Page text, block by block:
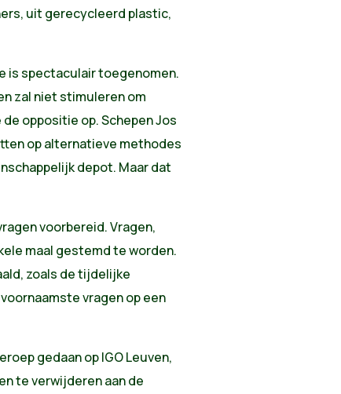
uit gerecycleerd plastic,
is spectaculair toegenomen.
zal niet stimuleren om
oppositie op. Schepen Jos
op alternatieve methodes
depot. Maar dat
voorbereid. Vragen,
maal gestemd te worden.
zoals de tijdelijke
vragen op een
gedaan op IGO Leuven,
te verwijderen aan de